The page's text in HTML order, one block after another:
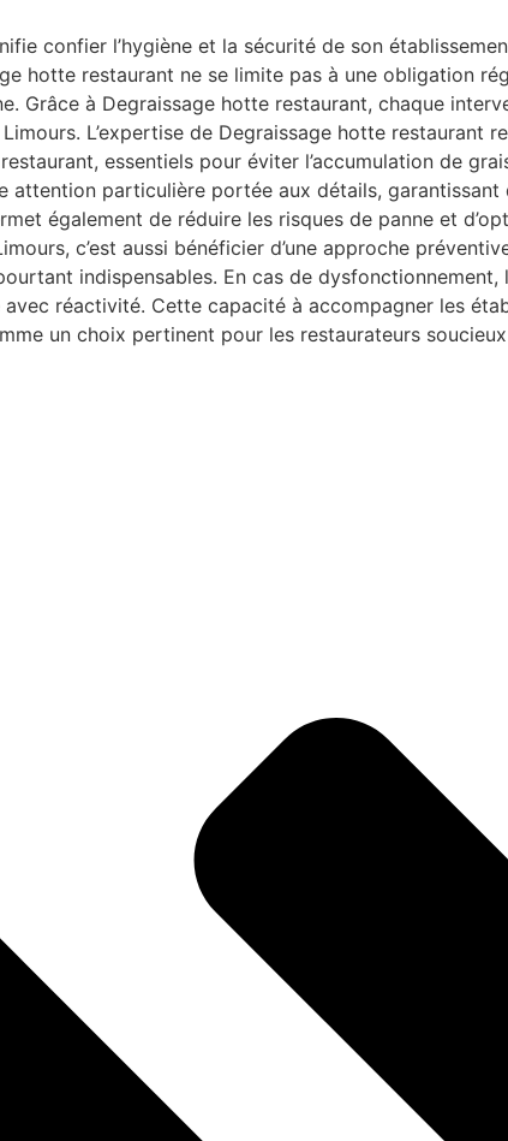
confier l’hygiène et la sécurité de son
hotte restaurant ne se limite pas à une obligation
Grâce à Degraissage hotte restaurant, chaque
L’expertise de Degraissage hotte restaurant
essentiels pour éviter l’accumulation de
attention particulière portée aux détails,
également de réduire les risques de panne et
c’est aussi bénéficier d’une approche
indispensables. En cas de
réactivité. Cette capacité à accompagner les
un choix pertinent pour les restaurateurs